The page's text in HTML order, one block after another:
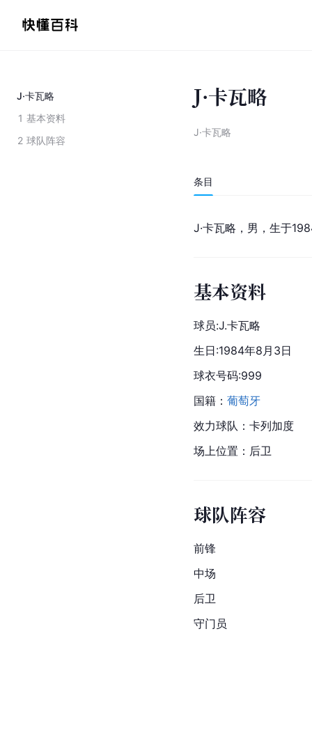
J·卡瓦略
1 基本资料
2 球队阵容
J·卡瓦略
J·卡瓦略
条目
J·卡瓦略，男，生于
基本资料
球员:J.卡瓦略
生日:1984年8月3日
球衣号码:999
国籍： 葡萄牙
效力球队：卡列加度
场上位置：后卫
球队阵容
前锋
中场
后卫
守门员